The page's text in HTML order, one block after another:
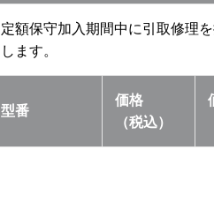
定額保守加入期間中に引取修理
します。
型番
価格
（税込）